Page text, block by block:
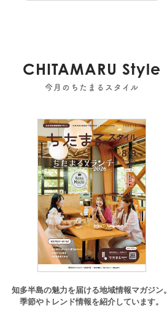
CHITAMARU Style
今月のちたまるスタイル
知多半島の魅力を届ける地域情報マガジン。
季節やトレンド情報を紹介しています。